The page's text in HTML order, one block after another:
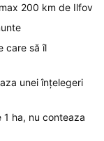
200 km de Ilfov
care să îl
unei înțelegeri
ha, nu conteaza